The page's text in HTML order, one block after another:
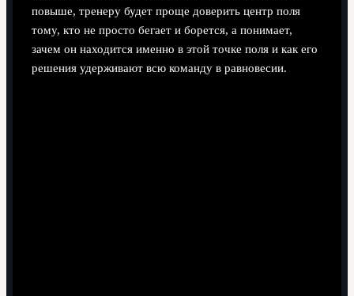
повыше, тренеру будет проще доверить центр поля
тому, кто не просто бегает и борется, а понимает,
зачем он находится именно в этой точке поля и как его
решения удерживают всю команду в равновесии.